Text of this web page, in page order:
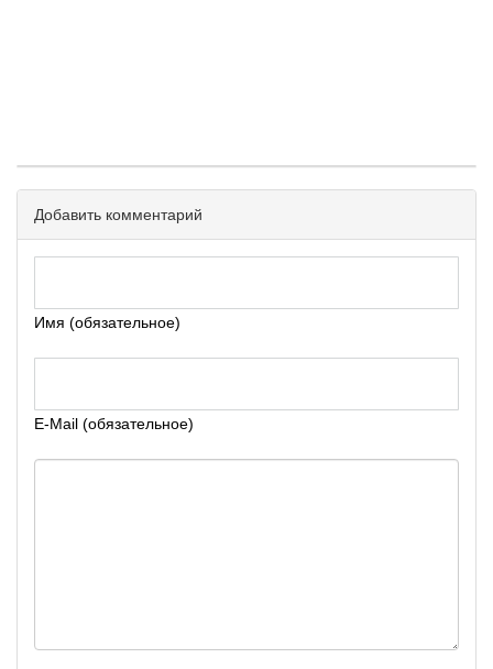
Добавить комментарий
Имя (обязательное)
E-Mail (обязательное)